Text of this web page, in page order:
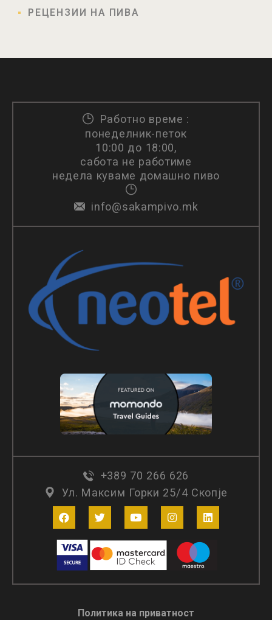
РЕЦЕНЗИИ НА ПИВА
Работно време :
понеделник-петок
10:00 до 18:00,
сабота не работиме
недела куваме домашно пиво
info@sakampivo.mk
+389 70 266 626
Ул. Максим Горки 25/4 Скопје
Политика на приватност